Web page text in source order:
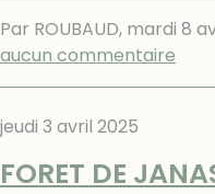
Par ROUBAUD, mardi 8
aucun commentaire
jeudi 3 avril 2025
FORET DE